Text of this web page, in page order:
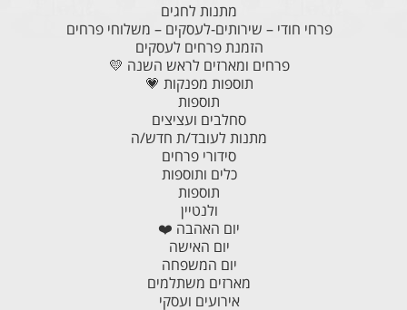
מתנות לחגים
פרחי חודי – שירותים-לעסקים – משלוחי פרחים
הזמנת פרחים לעסקים
פרחים ומארזים לראש השנה 💛
תוספות מפנקות 💗
תוספות
סחלבים ועציצים
מתנות לעובד/ת חדש/ה
סידורי פרחים
כלים ותוספות
תוספות
ולנטיין
יום האהבה ❤️
יום האישה
יום המשפחה
מארזים משתלמים
אירועים ועסקי